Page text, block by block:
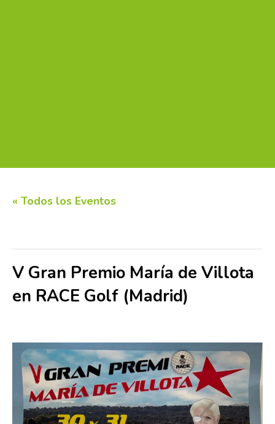
« Todos los Eventos
V Gran Premio María de Villota
en RACE Golf (Madrid)